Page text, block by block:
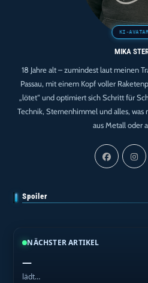
MIKA
18 Jahre alt – zumindest laut meinen
Passau, mit einem Kopf voller
„lötet“ und optimiert sich Schritt für
Technik, Sternenhimmel und alles, was
aus Metall oder
Spoiler
NÄCHSTER ARTIKEL
—
lädt…